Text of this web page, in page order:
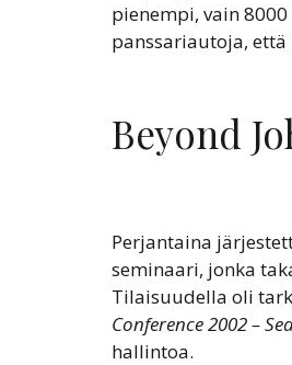
pienempi, vain
panssariautoja,
Beyond
Perjantaina
seminaari, jonka
Tilaisuudella oli
Conference 2002 –
hallintoa.